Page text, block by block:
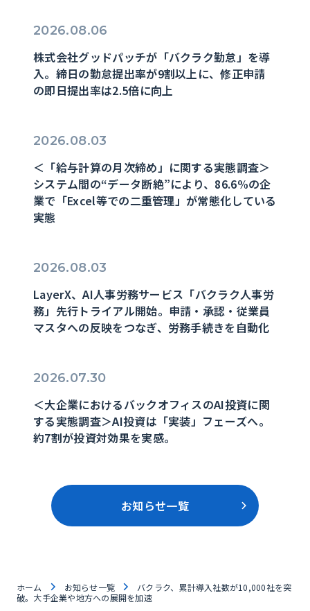
2026.08.06
株式会社グッドパッチが「バクラク勤怠」を導
入。締日の勤怠提出率が9割以上に、修正申請
の即日提出率は2.5倍に向上
2026.08.03
＜「給与計算の月次締め」に関する実態調査＞
システム間の“データ断絶”により、86.6%の企
業で「Excel等での二重管理」が常態化している
実態
2026.08.03
LayerX、AI人事労務サービス「バクラク人事労
務」先行トライアル開始。申請・承認・従業員
マスタへの反映をつなぎ、労務手続きを自動化
2026.07.30
＜大企業におけるバックオフィスのAI投資に関
する実態調査＞AI投資は「実装」フェーズへ。
約7割が投資対効果を実感。
お知らせ一覧
ホーム お知らせ一覧
バクラク、累計導入社数が10,000社を突
破。大手企業や地方への展開を加速